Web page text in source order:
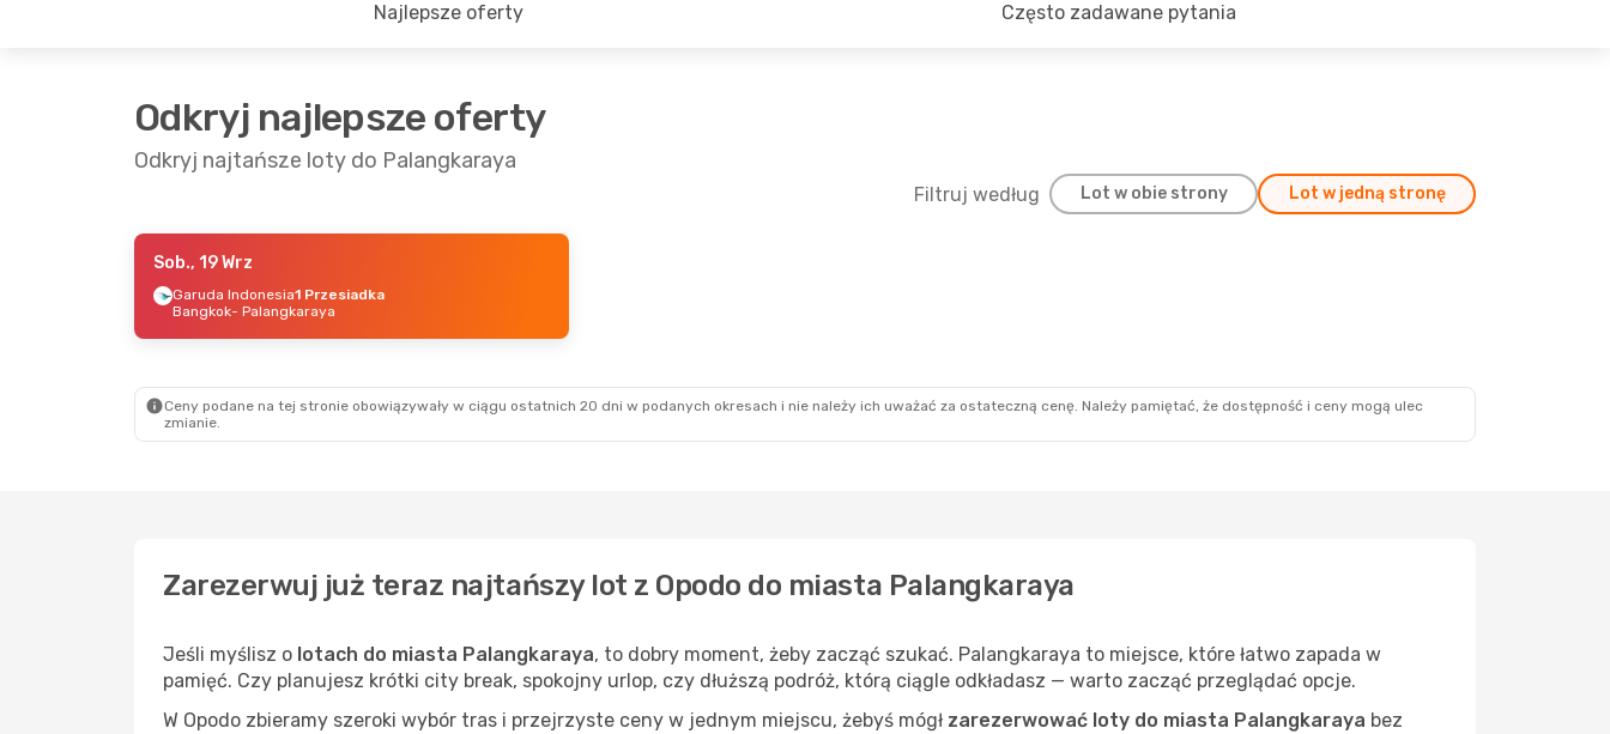
Najlepsze oferty Często zadawane pytania
Odkryj najlepsze oferty
Odkryj najtańsze loty do Palangkaraya
Filtruj według Lot w obie strony Lot w jedną stronę
- Czw., 24 Wrz
1 Przesiadka
- Palangkaraya
- Palangkaraya
Sob., 19 Wrz
Garuda Indonesia1 Przesiadka
Bangkok- Palangkaraya
Ceny podane na tej stronie obowiązywały w ciągu ostatnich 20 dni w podanych okresach i nie należy ich uważać za ostateczną cenę. Należy pamiętać, że dostępność i ceny mogą ulec
zmianie.
Zarezerwuj już teraz najtańszy lot z Opodo do miasta Palangkaraya
Jeśli myślisz o lotach do miasta Palangkaraya, to dobry moment, żeby zacząć szukać. Palangkaraya to miejsce, które łatwo zapada w
pamięć. Czy planujesz krótki city break, spokojny urlop, czy dłuższą podróż, którą ciągle odkładasz — warto zacząć przeglądać opcje.
W Opodo zbieramy szeroki wybór tras i przejrzyste ceny w jednym miejscu, żebyś mógł zarezerwować loty do miasta Palangkaraya bez